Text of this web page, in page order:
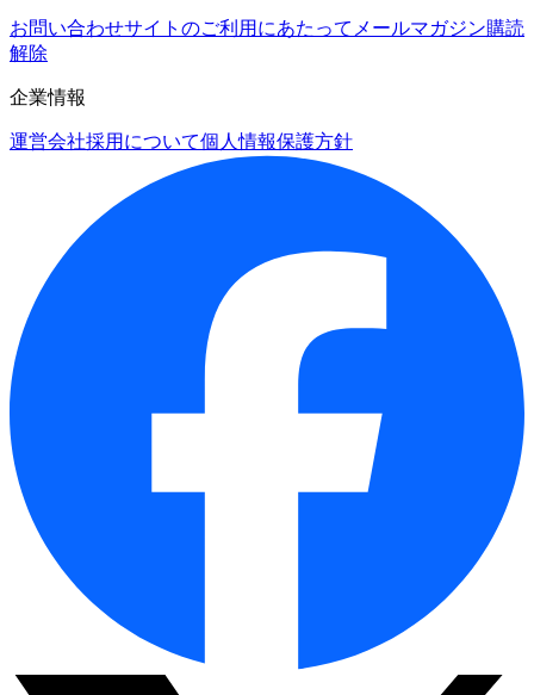
お問い合わせサイトのご利用にあたって メールマガジン購読
解除
企業情報
運営会社採用について個人情報保護方針